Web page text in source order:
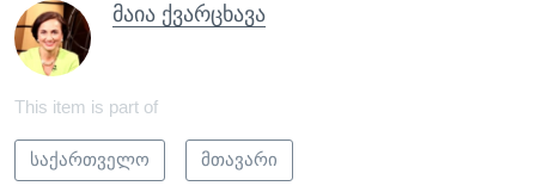
მაია ქვარცხავა
This item is part of
საქართველო მთავარი